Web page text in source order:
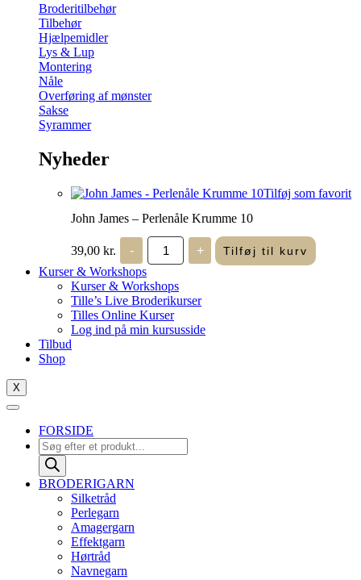
Broderitilbehør
Tilbehør
Hjælpemidler
Lys & Lup
Montering
Nåle
Overføring af mønster
Sakse
Syrammer
Nyheder
Tilføj som favorit
John James – Perlenåle Krumme 10
39,00 kr. -
John
James
-
Perlenåle
Krumme
10
antal
+ Tilføj til kurv
Kurser & Workshops
Kurser & Workshops
Tille’s Live Broderikurser
Tilles Online Kurser
Log ind på min kursusside
Tilbud
Shop
X
FORSIDE
Products
search
BRODERIGARN
Silketråd
Perlegarn
Amagergarn
Effektgarn
Hørtråd
Navnegarn